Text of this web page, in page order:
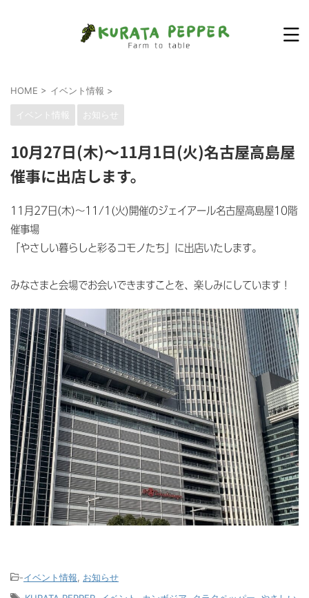
HOME > イベント情報 >
イベント情報 お知らせ
10月27日(木)〜11月1日(火)名古屋高島屋
催事に出店します。
11月27日(木)〜11/1(火)開催のジェイアール名古屋高島屋10階
催事場
「やさしい暮らしと彩るコモノたち」に出店いたします。
みなさまと会場でお会いできますことを、楽しみにしています！
-イベント情報
お知らせ